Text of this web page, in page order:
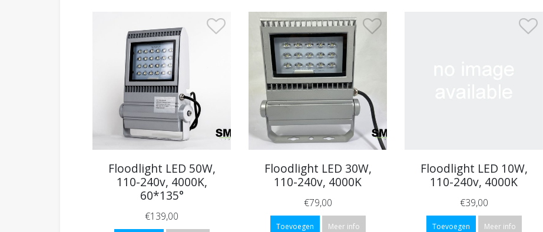
Floodlight LED 50W,
110-240v, 4000K,
60*135°
€139,00
Floodlight LED 30W,
110-240v, 4000K
€79,00
Toevoegen Meer info
Floodlight LED 10W,
110-240v, 4000K
€39,00
Toevoegen Meer info